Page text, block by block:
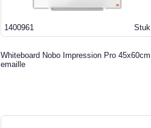
Stuk
1400961
Whiteboard Nobo Impression Pro 45x60cm
emaille